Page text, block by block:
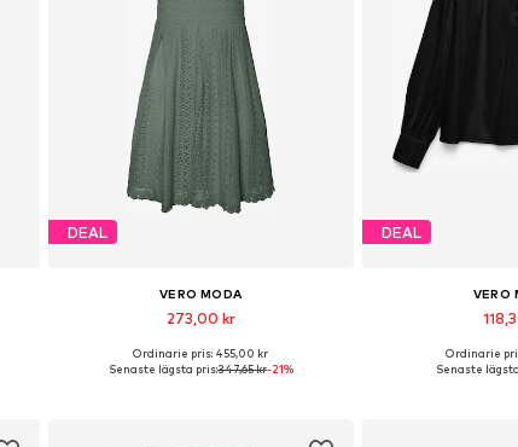
DEAL
VERO MODA
273,00 kr
Tillgängliga storlekar: 34, 36, 38
Ordinarie pris: 455,00 kr
Senaste lägsta pris:347,65 kr-21%
DEAL
VERO
Tillgängliga
Ordinarie
Senaste